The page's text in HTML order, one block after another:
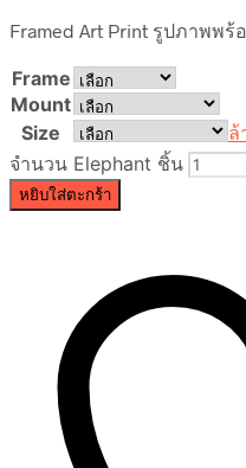
Framed Art Print รูปภาพพ
Frame
Mount
Size
ล้
จำนวน Elephant ชิ้น
หยิบใส่ตะกร้า